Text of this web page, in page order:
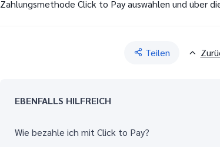
Zahlungsmethode Click to Pay auswählen und über
Teilen
EBENFALLS HILFREICH
Wie bezahle ich mit Click to Pay?